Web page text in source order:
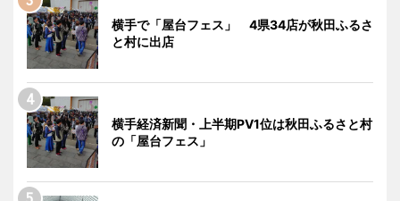
横手で「屋台フェス」 4県34店が秋田ふるさ
と村に出店
横手経済新聞・上半期PV1位は秋田ふるさと村
の「屋台フェス」